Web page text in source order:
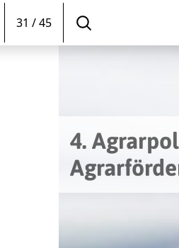
31 / 45
4.